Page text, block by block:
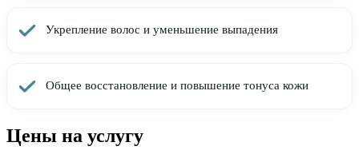
Укрепление волос и уменьшение выпадения
Общее восстановление и повышение тонуса кожи
Цены на услугу